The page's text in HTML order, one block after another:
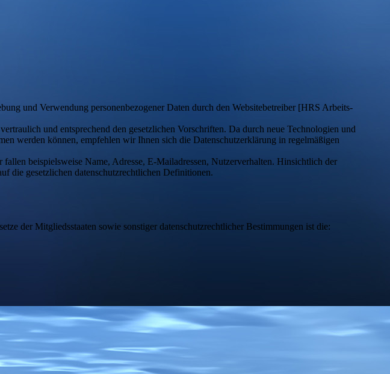
und Verwendung personenbezogener Daten durch den Websitebetreiber [HRS Arbeits-
und entsprechend den gesetzlichen Vorschriften. Da durch neue Technologien und
werden können, empfehlen wir Ihnen sich die Datenschutzerklärung in regelmäßigen
beispielsweise Name, Adresse, E-Mailadressen, Nutzerverhalten. Hinsichtlich der
die gesetzlichen datenschutzrechtlichen Definitionen.
der Mitgliedsstaaten sowie sonstiger datenschutzrechtlicher Bestimmungen ist die: